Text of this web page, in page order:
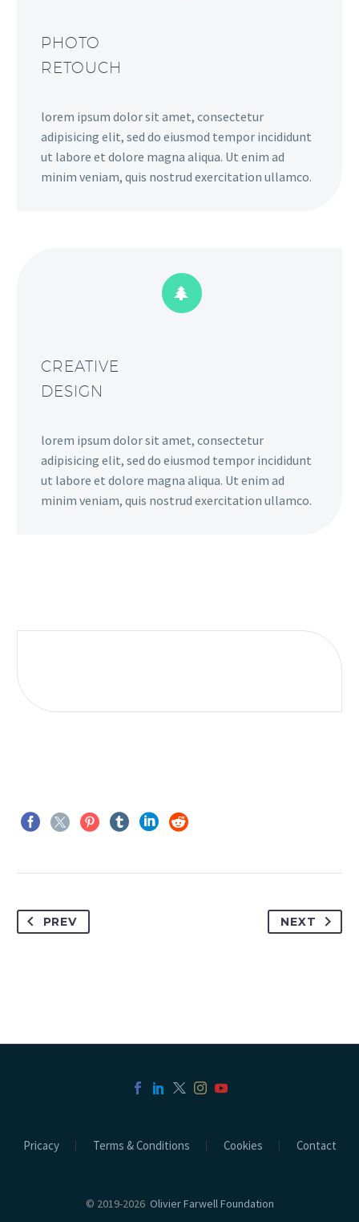
PHOTO
RETOUCH
lorem ipsum dolor sit amet, consectetur
adipisicing elit, sed do eiusmod tempor incididunt
ut labore et dolore magna aliqua. Ut enim ad
minim veniam, quis nostrud exercitation ullamco.


CREATIVE
DESIGN
lorem ipsum dolor sit amet, consectetur
adipisicing elit, sed do eiusmod tempor incididunt
ut labore et dolore magna aliqua. Ut enim ad
minim veniam, quis nostrud exercitation ullamco.
PREV NEXT
Pricacy Terms & Conditions Cookies Contact
© 2019-2026 Olivier Farwell Foundation